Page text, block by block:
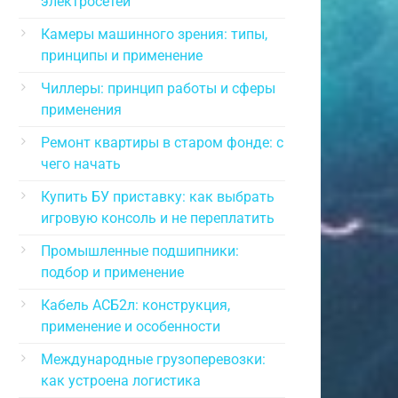
Камеры машинного зрения: типы,
принципы и применение
Чиллеры: принцип работы и сферы
применения
Ремонт квартиры в старом фонде: с
чего начать
Купить БУ приставку: как выбрать
игровую консоль и не переплатить
Промышленные подшипники:
подбор и применение
Кабель АСБ2л: конструкция,
применение и особенности
Международные грузоперевозки:
как устроена логистика